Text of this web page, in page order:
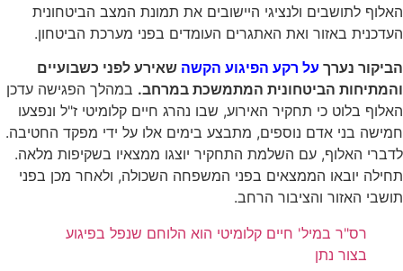
האלוף לתושבים ולנציגי היישובים את תמונת המצב הביטחונית
העדכנית באזור ואת האתגרים העומדים בפני מערכת הביטחון.
הביקור נערך על רקע הפיגוע הקשה שאירע לפני כשבועיים
והמתיחות הביטחונית המתמשכת במרחב. במהלך הפגישה עדכן
האלוף בלוט כי תחקיר האירוע, שבו נהרג חיים קלומיטי ז"ל ונפצעו
חמישה בני אדם נוספים, מתבצע בימים אלו על ידי מפקד החטיבה.
לדברי האלוף, עם השלמת התחקיר יוצגו ממצאיו בשקיפות מלאה.
תחילה יובאו הממצאים בפני המשפחה השכולה, ולאחר מכן בפני
תושבי האזור והציבור הרחב.
רס"ר במיל' חיים קלומיטי הוא הלוחם שנפל בפיגוע
בצור נתן